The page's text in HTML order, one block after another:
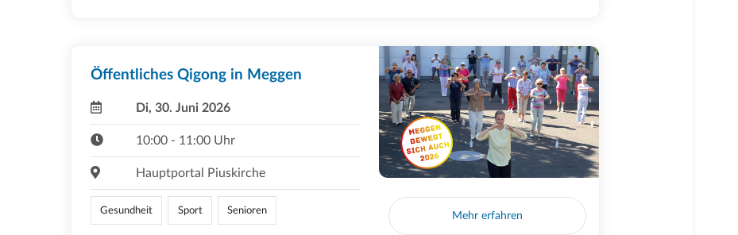
Öffentliches Qigong in Meggen
Di, 30. Juni 2026
10:00 - 11:00 Uhr
Hauptportal Piuskirche
Gesundheit Sport Senioren Mehr erfahren